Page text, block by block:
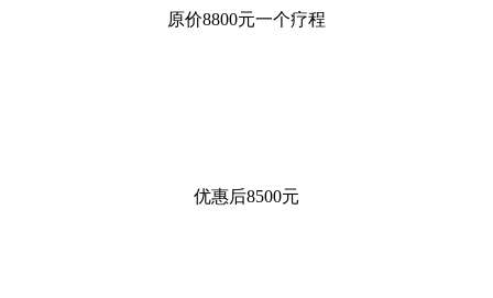
原价8800元一个疗程
优惠后8500元